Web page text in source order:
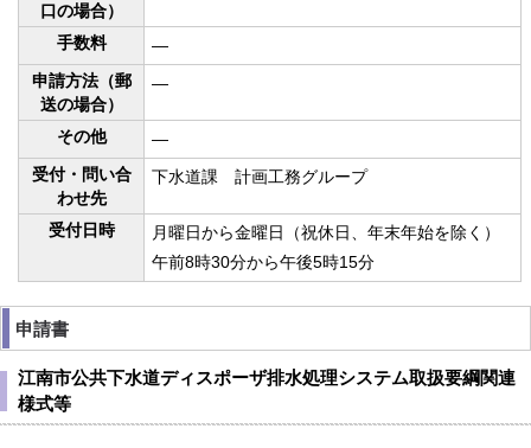
口の場合）
手数料
—
申請方法（郵
送の場合）
—
その他
—
受付・問い合
わせ先
下水道課 計画工務グループ
受付日時
月曜日から金曜日（祝休日、年末年始を除く）
午前8時30分から午後5時15分
申請書
江南市公共下水道ディスポーザ排水処理システム取扱要綱関連
様式等